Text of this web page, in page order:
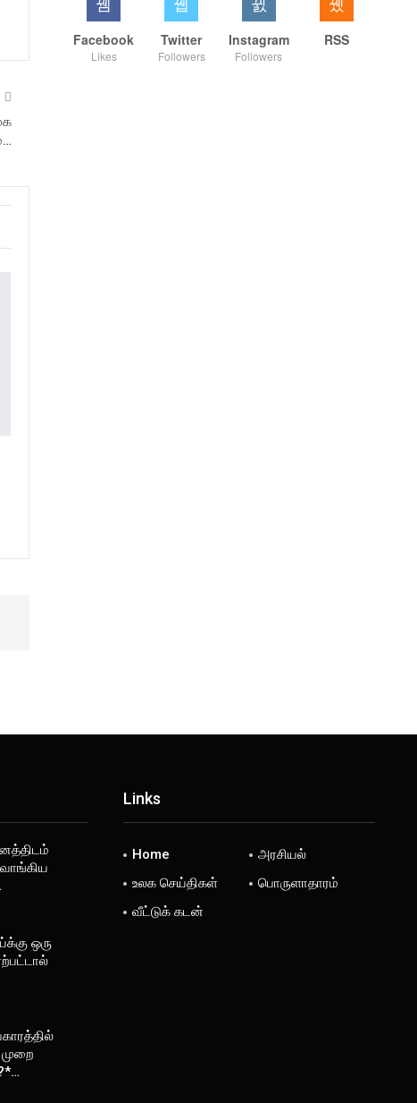
Facebook
Likes
Twitter
Followers
Instagram
Followers
RSS
ஒரு
முறை
Links
Home
அரசியல்
உலக செய்திகள்
பொருளாதாரம்
வீட்டுக் கடன்